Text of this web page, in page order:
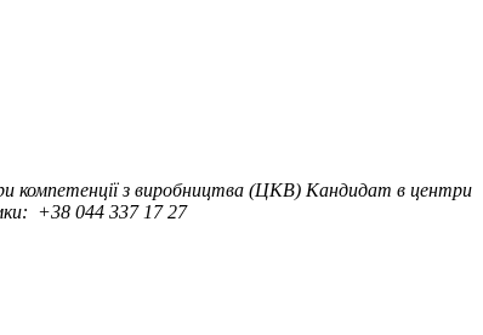
компетенції з виробництва (ЦКВ) Кандидат в центри
+38 044 337 17 27